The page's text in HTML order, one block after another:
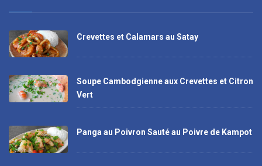
Crevettes et Calamars au Satay
Soupe Cambodgienne aux Crevettes et Citron
Vert
Panga au Poivron Sauté au Poivre de Kampot